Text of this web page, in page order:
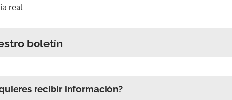
real.
boletín
recibir información?